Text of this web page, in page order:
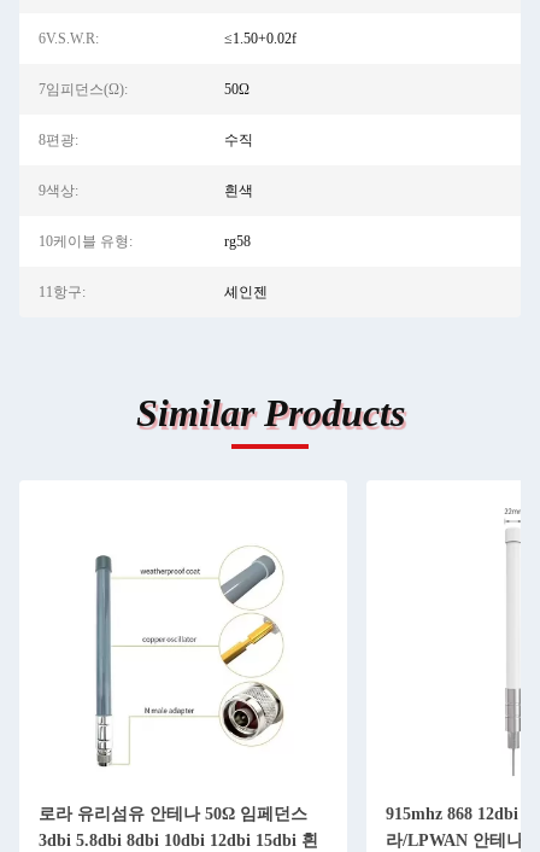
6V.S.W.R: ≤1.50+0.02f
7임피던스(Ω): 50Ω
8편광: 수직
9색상: 흰색
10케이블 유형: rg58
11항구: 셰인젠
Similar Products
로라 유리섬유 안테나 50Ω 임페던스
3dbi 5.8dbi 8dbi 10dbi 12dbi 15dbi 흰
915mhz 868 12dbi
라/LPWAN 안테나